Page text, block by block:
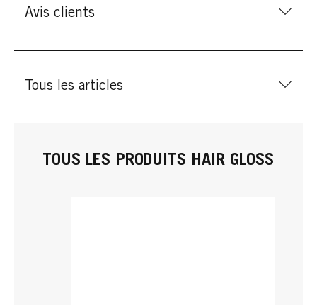
Avis clients
Tous les articles
TOUS LES PRODUITS HAIR GLOSS